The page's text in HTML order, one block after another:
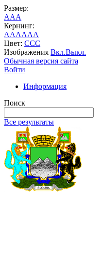
Размер:
AAA
Кернинг:
AAAAAA
Цвет: CCC
Изображения Вкл.Выкл.
Обычная версия сайта
Войти
Информация
Поиск
Все результаты